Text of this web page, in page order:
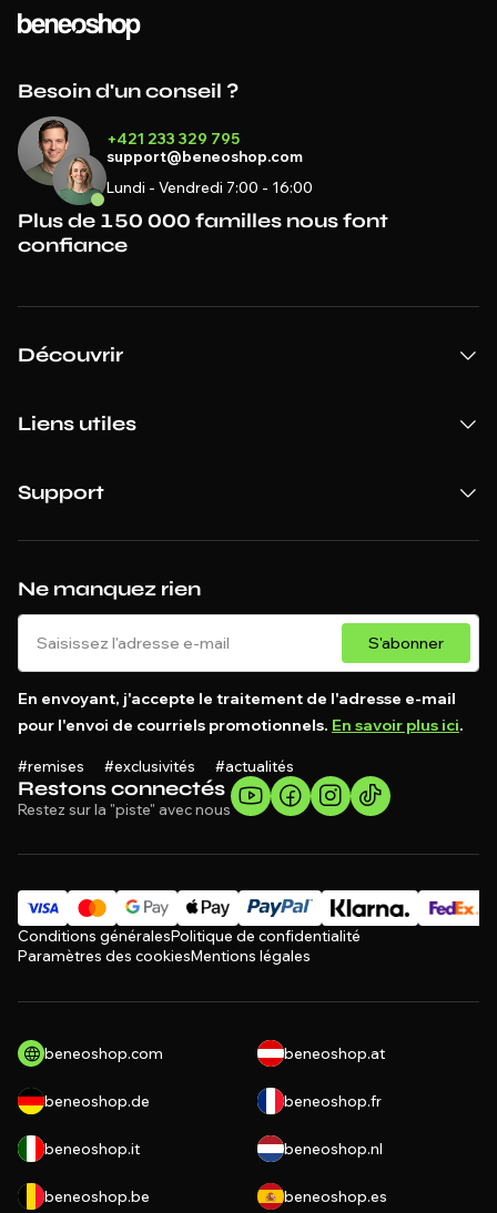
Restons connectés
Restez sur la "piste" avec nous
Ne manquez rien
S'abonner
En envoyant, j'accepte le traitement de l'adresse e-mail
pour l'envoi de courriels promotionnels. En savoir plus ici.
#remises #exclusivités #actualités
Besoin d'un conseil ?
+421 233 329 795
support@beneoshop.com
Lundi - Vendredi 7:00 - 16:00
Plus de 150 000 familles nous font
confiance
Découvrir
Liens utiles
Support
Conditions généralesPolitique de confidentialité
Paramètres des cookiesMentions légales
beneoshop.com beneoshop.at
beneoshop.de beneoshop.fr
beneoshop.it beneoshop.nl
beneoshop.be beneoshop.es